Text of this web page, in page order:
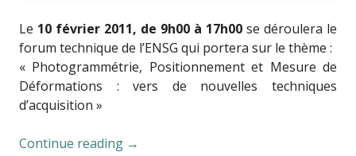
Le 10 février 2011, de 9h00 à 17h00 se déroulera le
forum technique de l’ENSG qui portera sur le thème :
« Photogrammétrie, Positionnement et Mesure de
Déformations : vers de nouvelles techniques
d’acquisition »
Continue reading →